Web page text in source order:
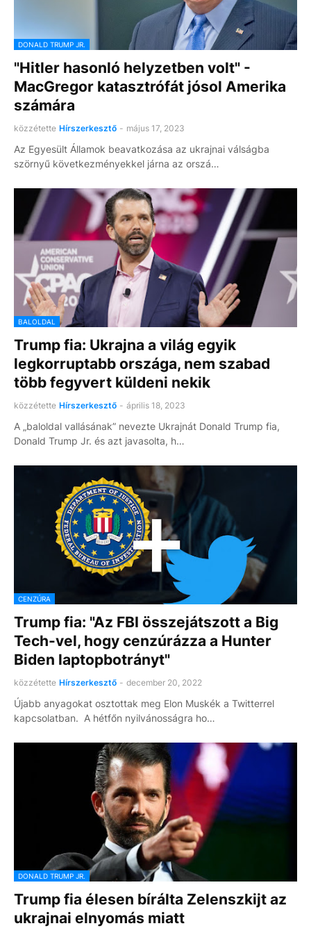
DONALD TRUMP JR.
"Hitler hasonló helyzetben volt" -
MacGregor katasztrófát jósol Amerika
számára
közzétette Hírszerkesztő - május 17, 2023
Az Egyesült Államok beavatkozása az ukrajnai válságba
szörnyű következményekkel járna az orszá…
BALOLDAL
Trump fia: Ukrajna a világ egyik
legkorruptabb országa, nem szabad
több fegyvert küldeni nekik
közzétette Hírszerkesztő - április 18, 2023
A „baloldal vallásának” nevezte Ukrajnát Donald Trump fia,
Donald Trump Jr. és azt javasolta, h…
CENZÚRA
Trump fia: "Az FBI összejátszott a Big
Tech-vel, hogy cenzúrázza a Hunter
Biden laptopbotrányt"
közzétette Hírszerkesztő - december 20, 2022
Újabb anyagokat osztottak meg Elon Muskék a Twitterrel
kapcsolatban. A hétfőn nyilvánosságra ho…
DONALD TRUMP JR.
Trump fia élesen bírálta Zelenszkijt az
ukrajnai elnyomás miatt